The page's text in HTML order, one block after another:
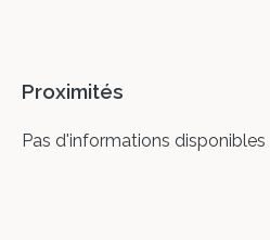
Proximités
Pas d'informations disponibles